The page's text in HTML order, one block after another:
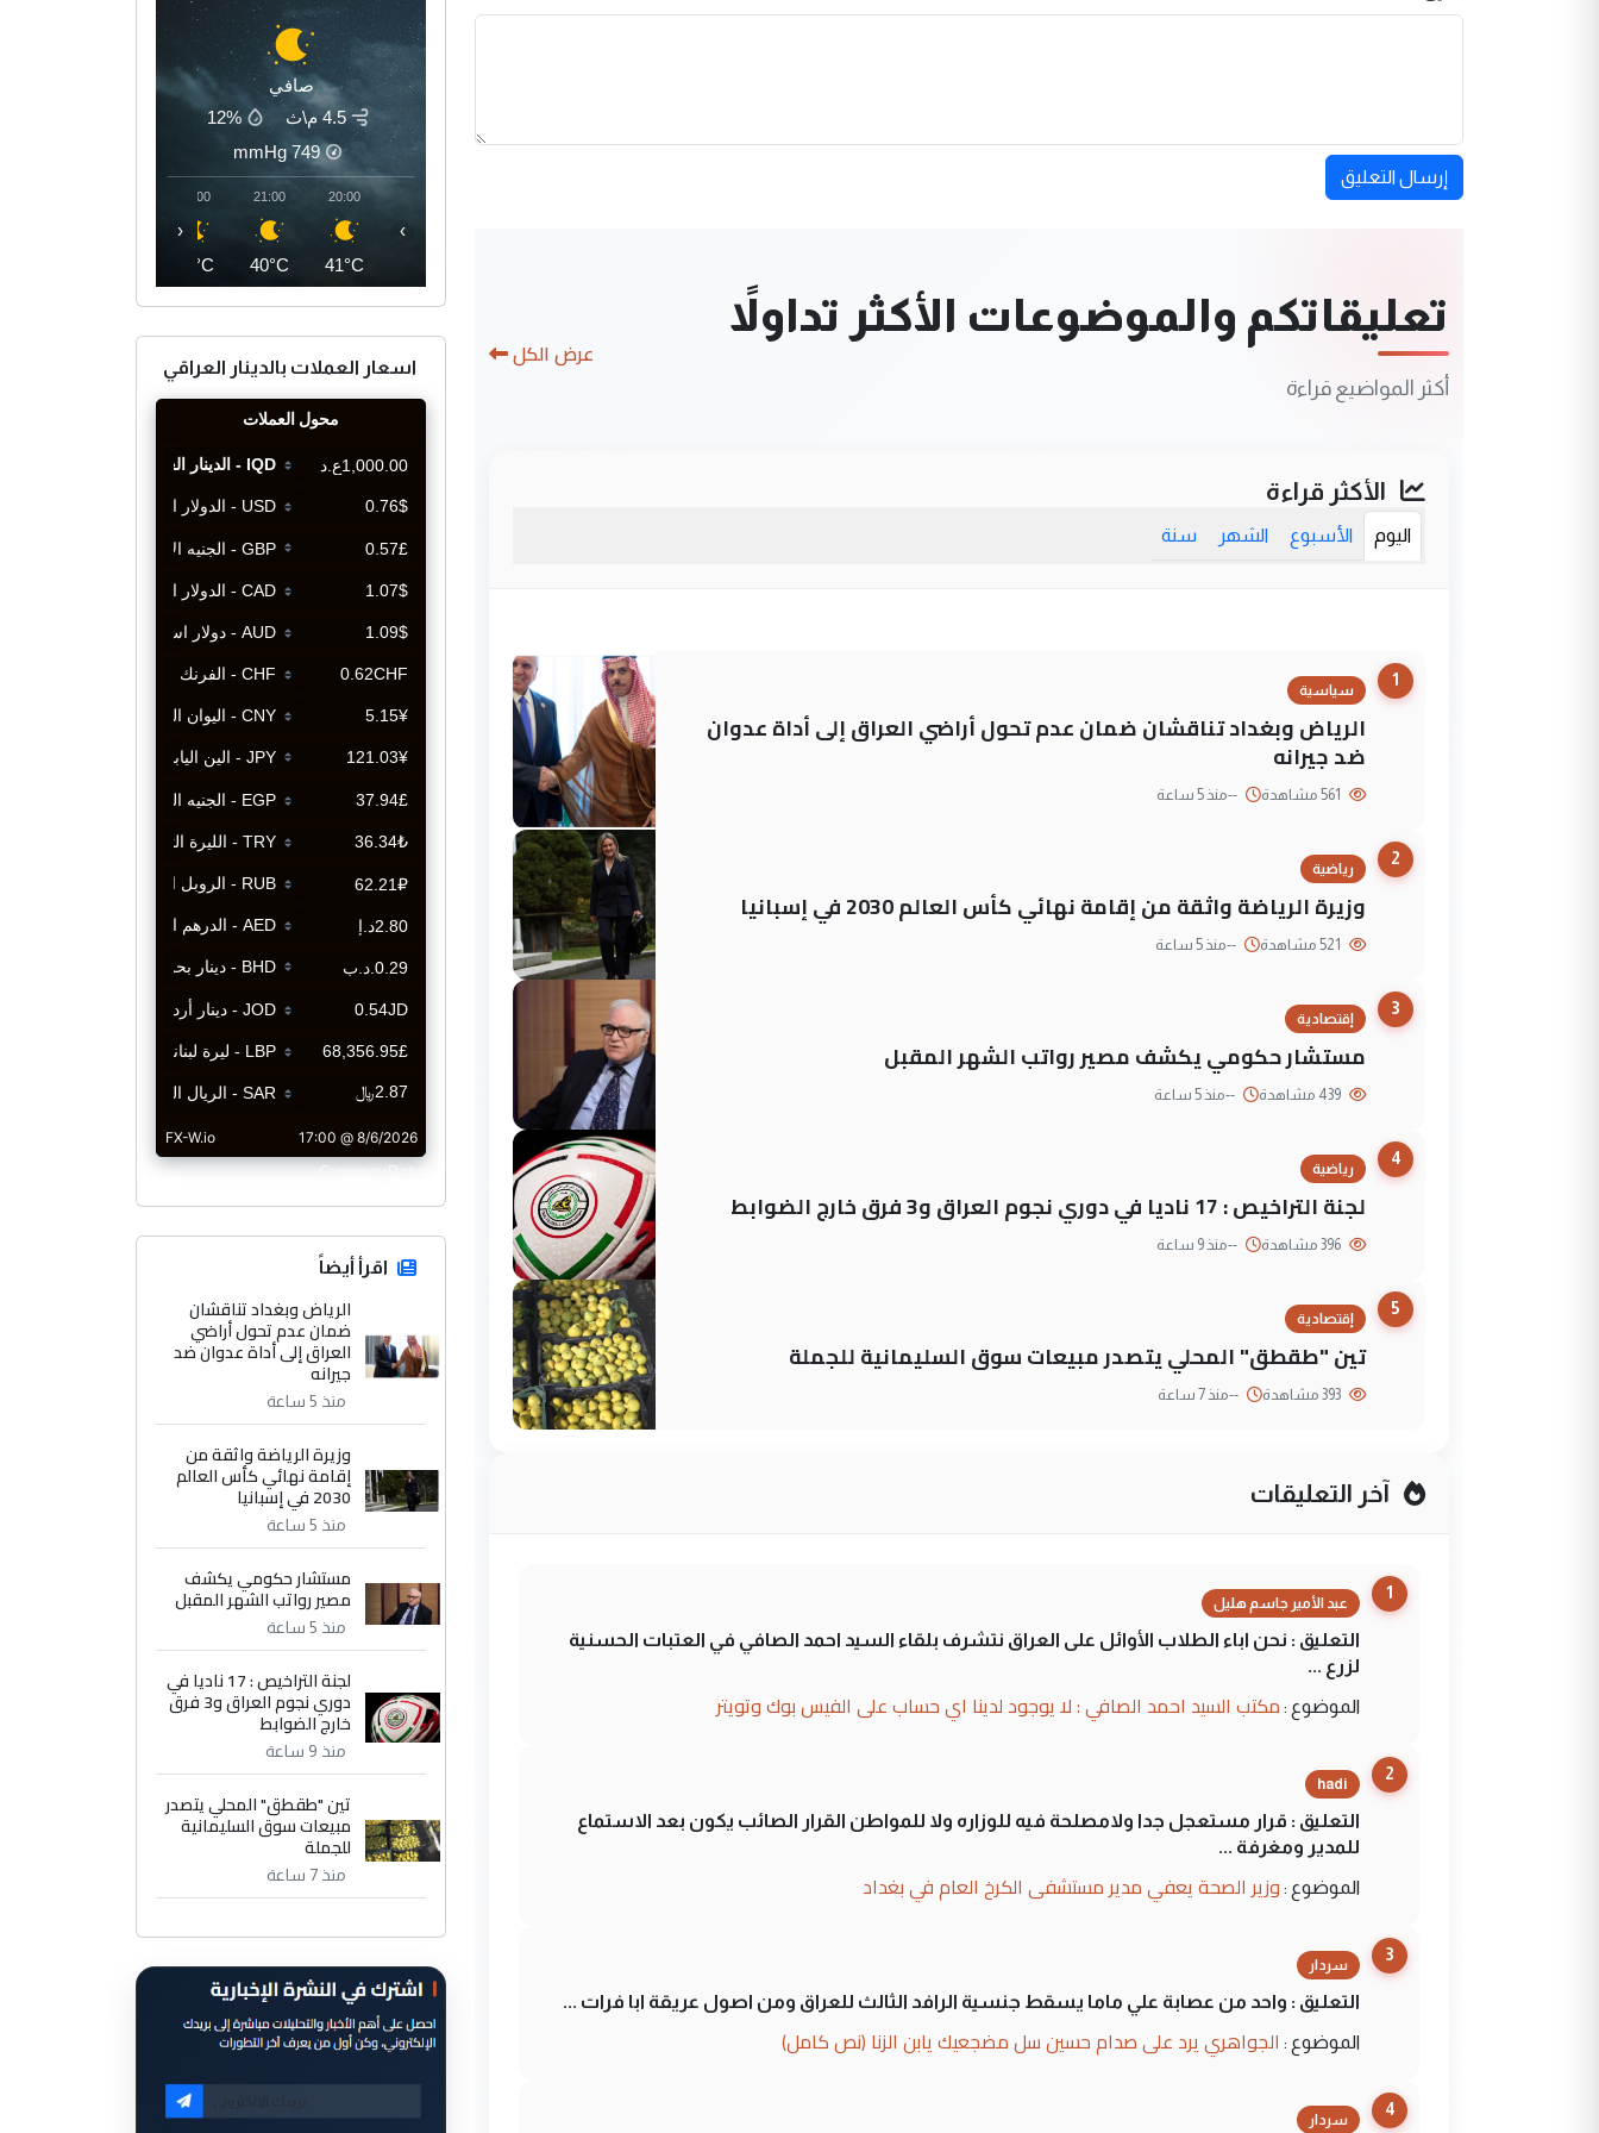
إرسال التعليق
تعليقاتكم والموضوعات الأكثر تداولاً
أكثر المواضيع قراءة
عرض الكل
الأكثر قراءة
اليوم الأسبوع الشهر سنة
1
سياسية
الرياض وبغداد تناقشان ضمان عدم تحول أراضي العراق إلى أداة عدوان
ضد جيرانه
--منذ 5 ساعة
2
رياضية
وزيرة الرياضة واثقة من إقامة نهائي كأس العالم 2030 في إسبانيا
--منذ 5 ساعة
3
إقتصادية
مستشار حكومي يكشف مصير رواتب الشهر المقبل
--منذ 5 ساعة
4
رياضية
لجنة التراخيص : 17 ناديا في دوري نجوم العراق و3 فرق خارج الضوابط
--منذ 9 ساعة
5
إقتصادية
تين "طقطق" المحلي يتصدر مبيعات سوق السليمانية للجملة
--منذ 7 ساعة
آخر التعليقات
1
عبد الأمير جاسم هليل
التعليق : نحن اباء الطلاب الأوائل على العراق نتشرف بلقاء السيد احمد الصافي في العتبات الحسنية
لزرع ...
الموضوع : مكتب السيد احمد الصافي : لا يوجود لدينا اي حساب على الفيس بوك وتويتر
2
hadi
التعليق : قرار مستعجل جدا ولامصلحة فيه للوزاره ولا للمواطن القرار الصائب يكون بعد الاستماع
للمدير ومغرفة ...
الموضوع : وزير الصحة يعفي مدير مستشفى الكرخ العام في بغداد
3
سردار
التعليق : واحد من عصابة علي ماما يسقط جنسية الرافد الثالث للعراق ومن اصول عريقة ابا فرات ...
الموضوع : الجواهري يرد على صدام حسين سل مضجعيك يابن الزنا (نص كامل)
4
سردار
صافي
4.5 م\ث
12%
749
mmHg
20:00
41°C
21:00
40°C
22:00
39°C
‹ ›
اسعار العملات بالدينار العراقي
CurrencyRate
اقرأ أيضاً
الرياض وبغداد تناقشان
ضمان عدم تحول أراضي
العراق إلى أداة عدوان ضد
جيرانه
منذ 5 ساعة
وزيرة الرياضة واثقة من
إقامة نهائي كأس العالم
2030 في إسبانيا
منذ 5 ساعة
مستشار حكومي يكشف
مصير رواتب الشهر المقبل
منذ 5 ساعة
لجنة التراخيص : 17 ناديا في
دوري نجوم العراق و3 فرق
خارج الضوابط
منذ 9 ساعة
تين "طقطق" المحلي يتصدر
مبيعات سوق السليمانية
للجملة
منذ 7 ساعة